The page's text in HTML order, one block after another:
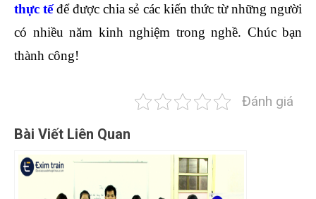
thực tếđể được chia sẻ các kiến thức từ những người
có nhiều năm kinh nghiệm trong nghề. Chúc bạn
thành công!
Đánh giá
Bài Viết Liên Quan